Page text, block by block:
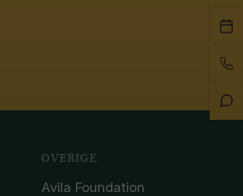
Bel
OVERIGE
Avila Foundation